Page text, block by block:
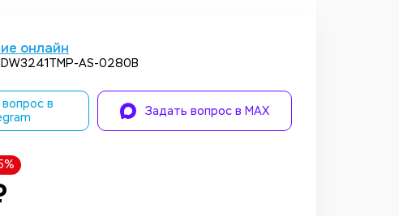
онлайн
AS-0280B
в
Задать вопрос в MAX